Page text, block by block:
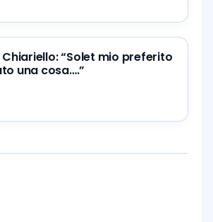
Chiariello: “Solet mio preferito
una cosa….”